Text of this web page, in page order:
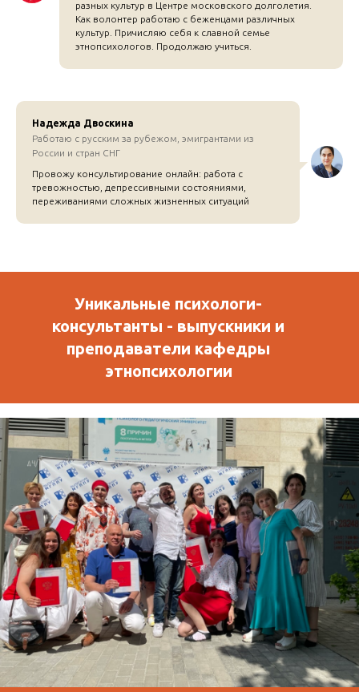
разных культур в Центре московского долголетия.
Как волонтер работаю с беженцами различных
культур. Причисляю себя к славной семье
этнопсихологов. Продолжаю учиться.
Надежда Двоскина
Работаю с русским за рубежом, эмигрантами из
России и стран СНГ
Провожу консультирование онлайн: работа с
тревожностью, депрессивными состояниями,
переживаниями сложных жизненных ситуаций
Уникальные психологи-
консультанты - выпускники и
преподаватели кафедры
этнопсихологии